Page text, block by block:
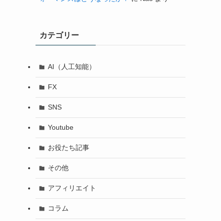
カテゴリー
AI（人工知能）
FX
SNS
Youtube
お役たち記事
その他
アフィリエイト
コラム